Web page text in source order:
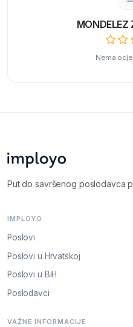
MONDELEZ
Nema
Put do savršenog poslodavca
IMPLOYO
Poslovi
Poslovi u Hrvatskoj
Poslovi u BiH
Poslodavci
VAŽNE INFORMACIJE